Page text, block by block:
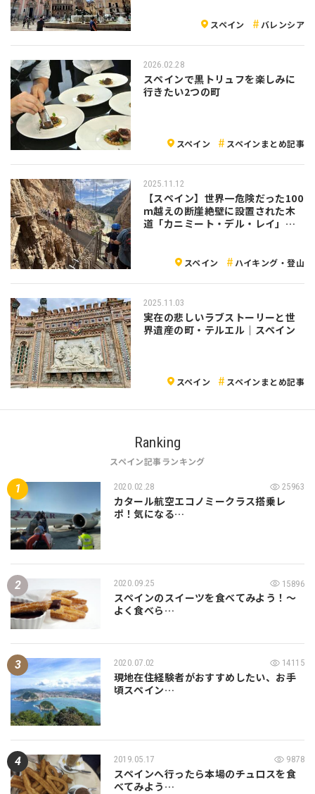
スペイン バレンシア
2026.02.28
スペインで黒トリュフを楽しみに
行きたい2つの町
スペイン スペインまとめ記事
2025.11.12
【スペイン】世界一危険だった100
ｍ越えの断崖絶壁に設置された木
道「カニミート・デル・レイ」を
スペイン ハイキング・登山
2025.11.03
実在の悲しいラブストーリーと世
界遺産の町・テルエル｜スペイン
スペイン スペインまとめ記事
Ranking
スペイン記事ランキング
2020.02.28 25963
カタール航空エコノミークラス搭乗レ
ポ！気になる…
2020.09.25 15896
スペインのスイーツを食べてみよう！～
よく食べら…
2020.07.02 14115
現地在住経験者がおすすめしたい、お手
頃スペイン…
2019.05.17 9878
スペインへ行ったら本場のチュロスを食
べてみよう…